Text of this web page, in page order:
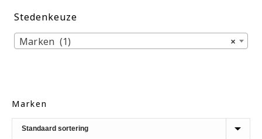
Marken
Stedenkeuze
×
Marken (1)